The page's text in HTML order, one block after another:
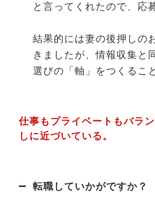
と言ってくれたので、応
結果的には妻の後押しの
きましたが、情報収集と
選びの「軸」をつくるこ
仕事もプライベートもバラ
しに近づいている。
転職していかがですか？